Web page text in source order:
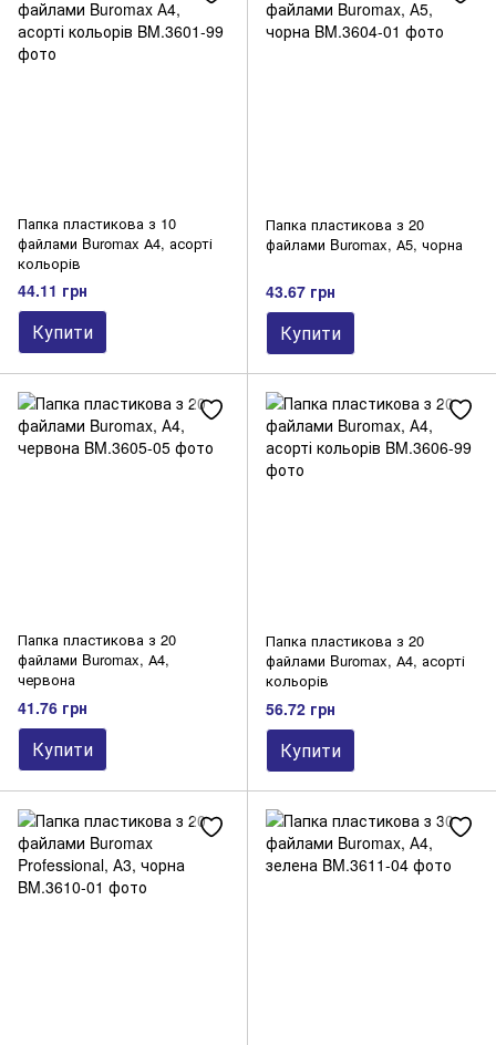
Папка пластикова з 10
файлами Buromax А4, асорті
кольорів
44.11 грн
Купити
Папка пластикова з 20
файлами Buromax, А5, чорна
43.67 грн
Купити
Папка пластикова з 20
файлами Buromax, А4,
червона
41.76 грн
Купити
Папка пластикова з 20
файлами Buromax, А4, асорті
кольорів
56.72 грн
Купити